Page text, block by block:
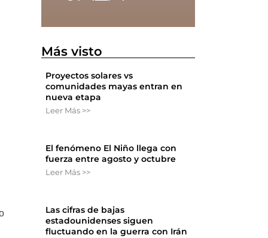
Más visto
Proyectos solares vs
comunidades mayas entran en
nueva etapa
Leer Más >>
El fenómeno El Niño llega con
fuerza entre agosto y octubre
Leer Más >>
Las cifras de bajas
estadounidenses siguen
fluctuando en la guerra con Irán